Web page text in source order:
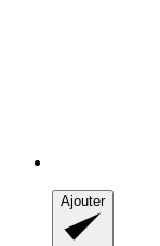
Ajouter